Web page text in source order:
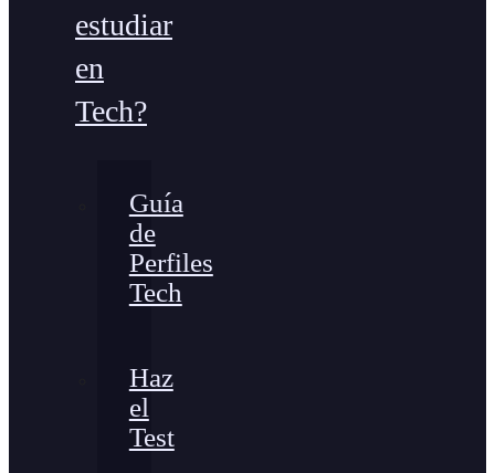
estudiar
en
Tech?
Guía
de
Perfiles
Tech
Haz
el
Test